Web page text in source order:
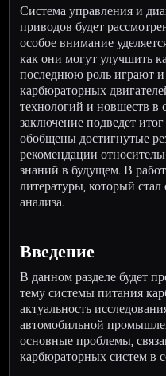
Система управления и
приводов будет
особое внимание
как они могут улучшить
последнюю роль играют
карбюраторных
технологий и новшеств в
заключение подведет
обобщены достигнутые
рекомендации
знаний в будущем. В
литературы, который
анализа.
Введение
В данном разделе будет
тему системы питания
актуальность
автомобильной
основные проблемы,
карбюраторных систем в